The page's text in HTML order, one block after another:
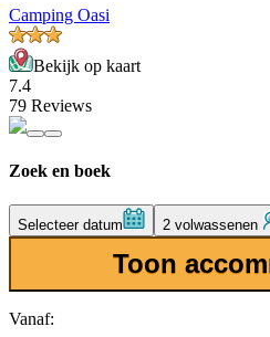
Camping Oasi
Bekijk op kaart
7.4
79 Reviews
Zoek en boek
Selecteer datum 2 volwassenen
Toon
Vanaf: